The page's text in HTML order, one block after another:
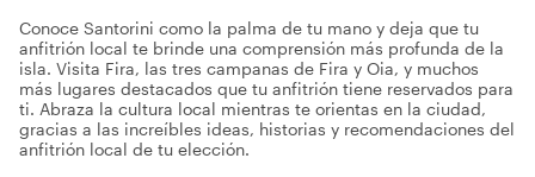
Conoce Santorini como la palma de tu mano y deja que tu
anfitrión local te brinde una comprensión más profunda de la
isla. Visita Fira, las tres campanas de Fira y Oia, y muchos
más lugares destacados que tu anfitrión tiene reservados para
ti. Abraza la cultura local mientras te orientas en la ciudad,
gracias a las increíbles ideas, historias y recomendaciones del
anfitrión local de tu elección.